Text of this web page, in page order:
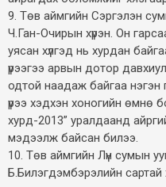
9. Төв аймгийн Сэргэлэн
Ч.Ган-Очирын хүрэн. Он
уясан хүлгэд нь хурдан
үрээгээ арвын дотор
одтой наадаж байгаа нэгэн
үрээ хэдхэн хоногийн өмнө
хурд-2013” уралдаанд
мэдээлж байсан билээ.
10. Төв аймгийн Лүн сумын
Б.Билэгдэмбэрэлийн сартай